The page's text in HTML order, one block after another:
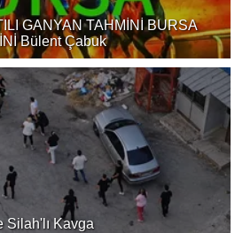
GANYAN TAHMİNİ BURSA
Bülent Çabuk
Silah'lı Kavga